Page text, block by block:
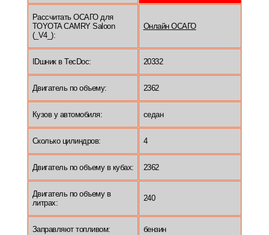
Рассчитать ОСАГО для
TOYOTA CAMRY Saloon
(_V4_):
Онлайн ОСАГО
IDшник в TecDoc: 20332
Двигатель по объему: 2362
Кузов у автомобиля: седан
Сколько цилиндров: 4
Двигатель по объему в кубах: 2362
Двигатель по объему в
литрах:
240
Заправляют топливом: бензин